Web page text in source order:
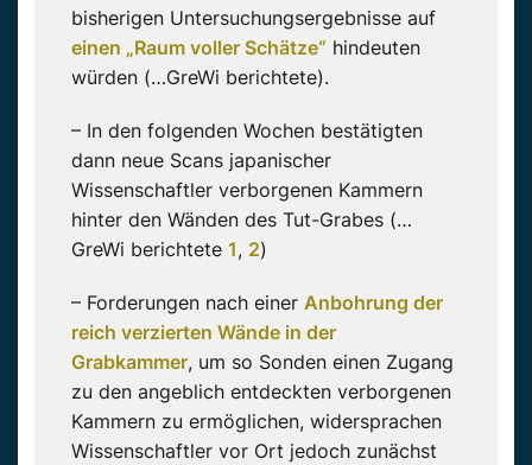
bisherigen Untersuchungsergebnisse auf
einen „Raum voller Schätze“ hindeuten
würden (…GreWi berichtete).
– In den folgenden Wochen bestätigten
dann neue Scans japanischer
Wissenschaftler verborgenen Kammern
hinter den Wänden des Tut-Grabes (…
GreWi berichtete 1, 2)
– Forderungen nach einer Anbohrung der
reich verzierten Wände in der
Grabkammer, um so Sonden einen Zugang
zu den angeblich entdeckten verborgenen
Kammern zu ermöglichen, widersprachen
Wissenschaftler vor Ort jedoch zunächst